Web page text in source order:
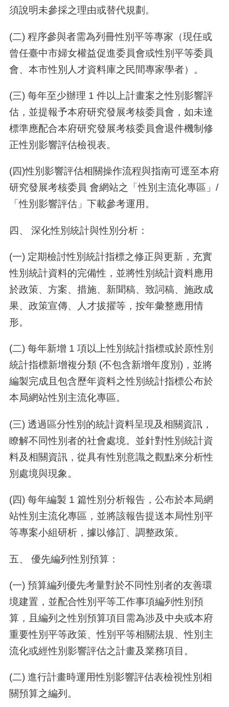
須說明未參採之理由或替代規劃。
(二) 程序參與者需為列冊性別平等專家（現任或
曾任臺中市婦女權益促進委員會或性別平等委員
會、本市性別人才資料庫之民間專家學者）。
(三) 每年至少辦理 1 件以上計畫案之性別影響評
估，並提報予本府研究發展考核委員會，如未達
標準應配合本府研究發展考核委員會退件機制修
正性別影響評估檢視表。
(四)性別影響評估相關操作流程與指南可逕至本府
研究發展考核委員 會網站之「性別主流化專區」/
「性別影響評估」下載參考運用。
四、 深化性別統計與性別分析：
(一) 定期檢討性別統計指標之修正與更新，充實
性別統計資料的完備性，並將性別統計資料應用
於政策、方案、措施、新聞稿、致詞稿、施政成
果、政策宣傳、人才拔擢等，按年彙整應用情
形。
(二) 每年新增 1 項以上性別統計指標或於原性別
統計指標新增複分類 (不包含新增年度別)，並將
編製完成且包含歷年資料之性別統計指標公布於
本局網站性別主流化專區。
(三) 透過區分性別的統計資料呈現及相關資訊，
瞭解不同性別者的社會處境。並針對性別統計資
料及相關資訊，從具有性別意識之觀點來分析性
別處境與現象。
(四) 每年編製 1 篇性別分析報告，公布於本局網
站性別主流化專區，並將該報告提送本局性別平
等專案小組研析，據以修訂、調整政策。
五、 優先編列性別預算：
(一) 預算編列優先考量對於不同性別者的友善環
境建置，並配合性別平等工作事項編列性別預
算，且編列之性別預算項目需為涉及中央或本府
重要性別平等政策、性別平等相關法規、性別主
流化或經性別影響評估之計畫及業務項目。
(二) 進行計畫時運用性別影響評估表檢視性別相
關預算之編列。